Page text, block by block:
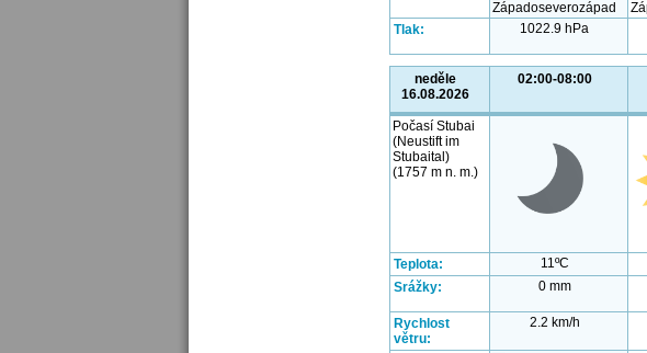
Tlak: 1022.9 hPa
neděle
16.08.2026
02:00-08:00
Počasí Stubai
(Neustift im
Stubaital)
(1757 m n. m.)
Teplota: 11ºC
Srážky:
0 mm
Rychlost
větru:
2.2 km/h